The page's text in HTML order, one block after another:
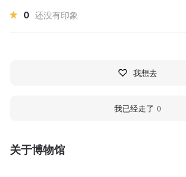
关于博物馆
0 还没有印象
我想去
我已经走了 0